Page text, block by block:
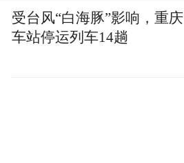
受台风“白海豚”影响，重庆
车站停运列车14趟